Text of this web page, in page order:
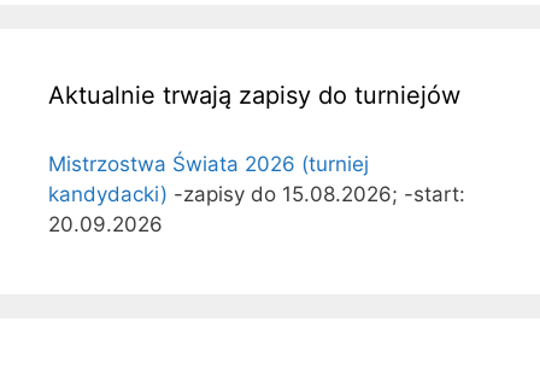
Aktualnie trwają zapisy do turniejów
Mistrzostwa Świata 2026 (turniej
kandydacki) -zapisy do 15.08.2026; -start:
20.09.2026